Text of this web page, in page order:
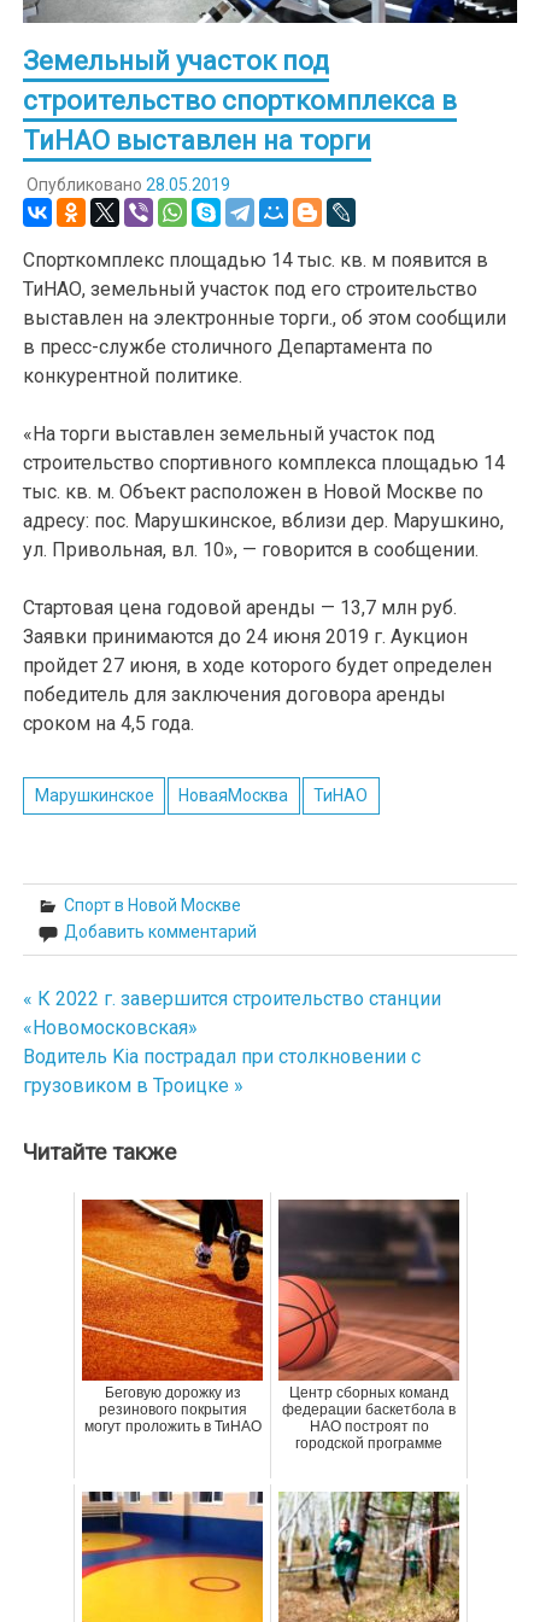
Земельный участок под
строительство спорткомплекса в
ТиНАО выставлен на торги
Опубликовано 28.05.2019
Спорткомплекс площадью 14 тыс. кв. м появится в
ТиНАО, земельный участок под его строительство
выставлен на электронные торги., об этом сообщили
в пресс-службе столичного Департамента по
конкурентной политике.
«На торги выставлен земельный участок под
строительство спортивного комплекса площадью 14
тыс. кв. м. Объект расположен в Новой Москве по
адресу: пос. Марушкинское, вблизи дер. Марушкино,
ул. Привольная, вл. 10», — говорится в сообщении.
Стартовая цена годовой аренды — 13,7 млн руб.
Заявки принимаются до 24 июня 2019 г. Аукцион
пройдет 27 июня, в ходе которого будет определен
победитель для заключения договора аренды
сроком на 4,5 года.
Марушкинское НоваяМосква ТиНАО
Спорт в Новой Москве
Добавить комментарий
Навигация
по
записям
« К 2022 г. завершится строительство станции
«Новомосковская»
Водитель Kia пострадал при столкновении с
грузовиком в Троицке »
Читайте также
Беговую дорожку из
резинового покрытия
могут проложить в ТиНАО
Центр сборных команд
федерации баскетбола в
НАО построят по
городской программе